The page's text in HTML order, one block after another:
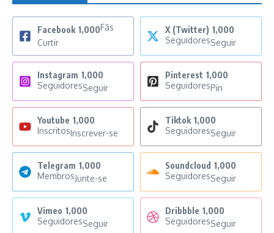
Facebook 1,000Fãs
Curtir
X (Twitter) 1,000
SeguidoresSeguir
Instagram 1,000
SeguidoresSeguir
Pinterest 1,000
SeguidoresPin
Youtube 1,000
InscritosInscrever-se
Tiktok 1,000
SeguidoresSeguir
Telegram 1,000
MembrosJunte-se
Soundcloud 1,000
SeguidoresSeguir
Vimeo 1,000
SeguidoresSeguir
Dribbble 1,000
SeguidoresSeguir